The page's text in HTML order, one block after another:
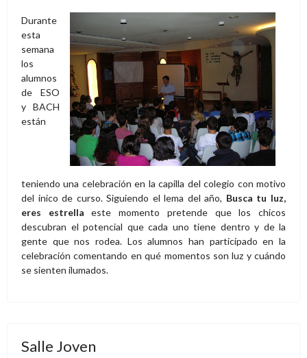
Durante
esta
semana
los
alumnos
de ESO
y BACH
están
teniendo una celebración en la capilla del colegio con motivo
del inico de curso. Siguiendo el lema del año, Busca tu luz,
eres estrella este momento pretende que los chicos
descubran el potencial que cada uno tiene dentro y de la
gente que nos rodea. Los alumnos han participado en la
celebración comentando en qué momentos son luz y cuándo
se sienten ilumados.
Salle Joven